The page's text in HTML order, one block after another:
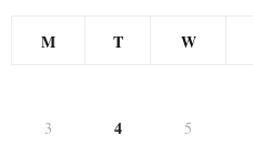
M T W
3
4 5